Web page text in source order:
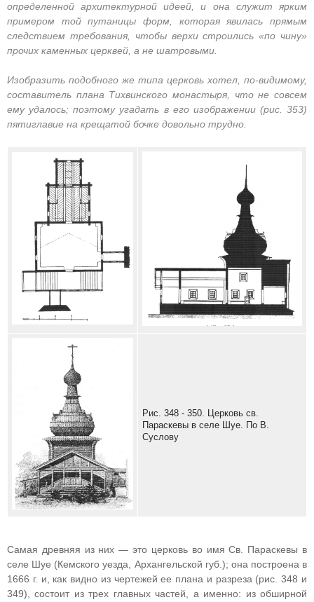
определенной архитектурной идеей, и она служит ярким
примером той путаницы форм, которая явилась прямым
следствием требования, чтобы верхи строились «по чину»
прочих каменных церквей, а не шатровыми.
Изобразить подобного же типа церковь хотел, по-видимому,
составитель плана Тихвинского монастыря, что не совсем
ему удалось; поэтому угадать в его изображении (рис. 353)
пятиглавие на крещатой бочке довольно трудно.
Рис. 348 - 350. Церковь св.
Параскевы в селе Шуе. По В.
Суслову
Самая древняя из них — это церковь во имя Св. Параскевы в
селе Шуе (Кемского уезда, Архангельской губ.); она построена в
1666 г. и, как видно из чертежей ее плана и разреза (рис. 348 и
349), состоит из трех главных частей, а именно: из обширной